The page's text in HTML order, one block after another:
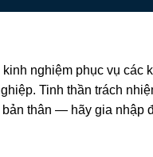
nghiệm phục vụ các
Tinh thần trách
thân — hãy gia nhập